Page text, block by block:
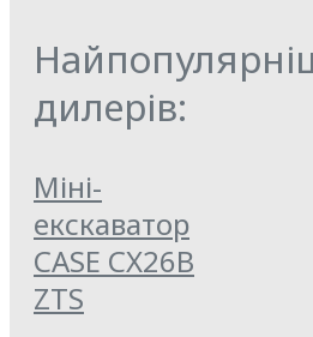
дилерів:
Міні-
екскаватор
CASE CX26B
ZTS